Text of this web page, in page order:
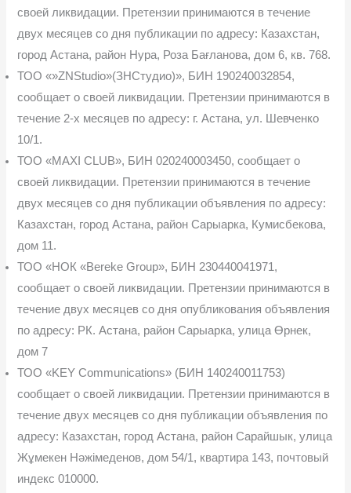
своей ликвидации. Претен­зии принимаются в течение
двух месяцев со дня публикации по адресу: Казахстан,
город Астана, район Нура, Роза Бағланова, дом 6, кв. 768.
ТОО «»ZNStudio»(ЗНСтудио)», БИН 190240032854,
сообщает о своей ликвида­ции. Претензии принимаются в
течение 2-х месяцев по адресу: г. Астана, ул. Шевченко
10/1.
ТОО «MAXI CLUB», БИН 020240003450, сообщает о
своей ликвидации. Претен­зии принимаются в течение
двух месяцев со дня публикации объявления по адресу:
Казах­стан, город Астана, район Сарыарка, Кумисбекова,
дом 11.
ТОО «НОК «Bereke Group», БИН 230440041971,
сообщает о своей ликвидации. Претензии принимаются в
течение двух месяцев со дня опубликования объявления
по адре­су: РК. Астана, район Сарыарка, улица Өрнек,
дом 7
ТОО «KEY Communications» (БИН 140240011753)
сообщает о своей ликвидации. Претензии принимаются в
течение двух месяцев со дня публикации объявления по
адресу: Казахстан, город Астана, район Сарайшык, улица
Жұмекен Нәжімеденов, дом 54/1, кварти­ра 143, почтовый
индекс 010000.